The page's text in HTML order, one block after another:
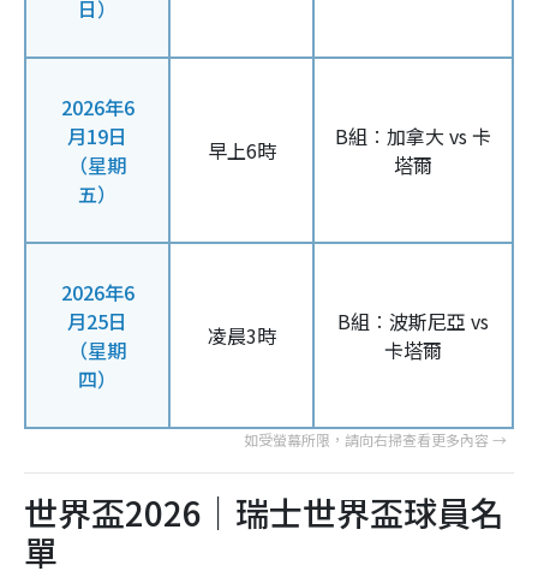
日）
2026年6
月19日
（星期
五）
早上6時
B組︰加拿大 vs 卡
塔爾
2026年6
月25日
（星期
四）
凌晨3時
B組︰波斯尼亞 vs
卡塔爾
世界盃2026｜瑞士世界盃球員名
單